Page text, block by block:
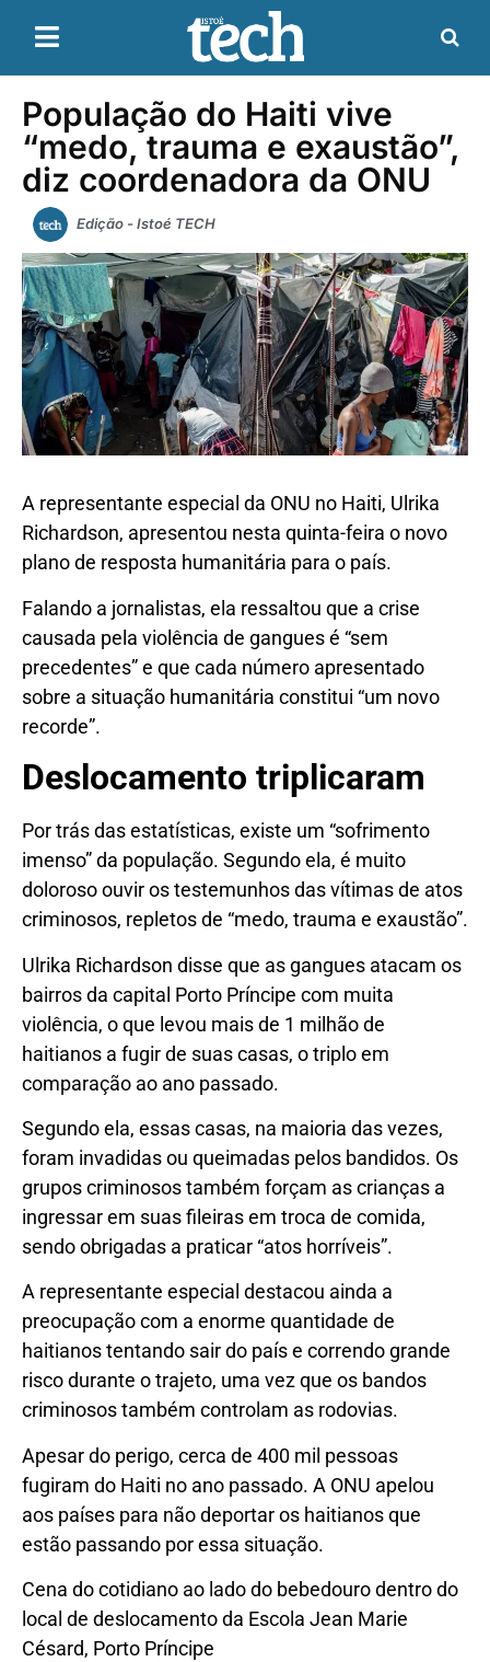
População do Haiti vive
“medo, trauma e exaustão”,
diz coordenadora da ONU
Edição - Istoé TECH
A representante especial da ONU no Haiti, Ulrika
Richardson, apresentou nesta quinta-feira o novo
plano de resposta humanitária para o país.
Falando a jornalistas, ela ressaltou que a crise
causada pela violência de gangues é “sem
precedentes” e que cada número apresentado
sobre a situação humanitária constitui “um novo
recorde”.
Deslocamento triplicaram
Por trás das estatísticas, existe um “sofrimento
imenso” da população. Segundo ela, é muito
doloroso ouvir os testemunhos das vítimas de atos
criminosos, repletos de “medo, trauma e exaustão”.
Ulrika Richardson disse que as gangues atacam os
bairros da capital Porto Príncipe com muita
violência, o que levou mais de 1 milhão de
haitianos a fugir de suas casas, o triplo em
comparação ao ano passado.
Segundo ela, essas casas, na maioria das vezes,
foram invadidas ou queimadas pelos bandidos. Os
grupos criminosos também forçam as crianças a
ingressar em suas fileiras em troca de comida,
sendo obrigadas a praticar “atos horríveis”.
A representante especial destacou ainda a
preocupação com a enorme quantidade de
haitianos tentando sair do país e correndo grande
risco durante o trajeto, uma vez que os bandos
criminosos também controlam as rodovias.
Apesar do perigo, cerca de 400 mil pessoas
fugiram do Haiti no ano passado. A ONU apelou
aos países para não deportar os haitianos que
estão passando por essa situação.
Cena do cotidiano ao lado do bebedouro dentro do
local de deslocamento da Escola Jean Marie
Césard, Porto Príncipe